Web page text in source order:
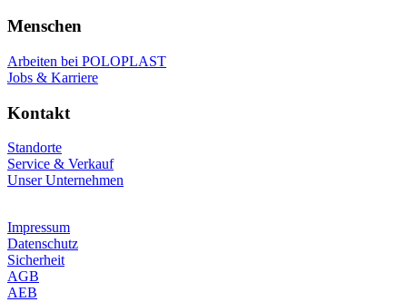
Menschen
Arbeiten bei POLOPLAST
Jobs & Karriere
Kontakt
Standorte
Service & Verkauf
Unser Unternehmen
Impressum
Datenschutz
Sicherheit
AGB
AEB